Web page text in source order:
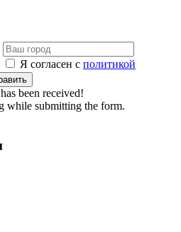
Я согласен с политикой
been received!
while submitting the form.